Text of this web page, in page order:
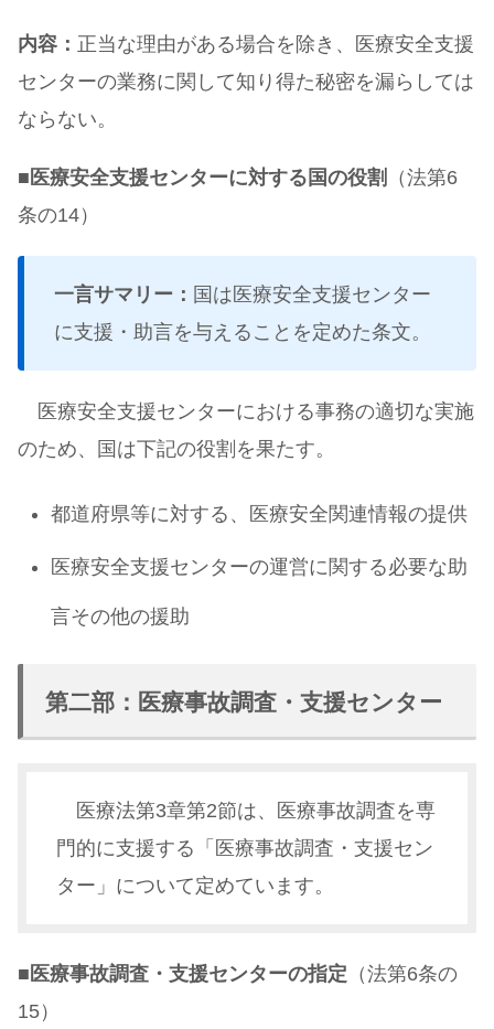
内容： 正当な理由がある場合を除き、医療安全支援
センターの業務に関して知り得た秘密を漏らしては
ならない。
■ 医療安全支援センターに対する国の役割
（法第6
条の14）
一言サマリー： 国は医療安全支援センター
に支援・助言を与えることを定めた条文。
医療安全支援センターにおける事務の適切な実施
のため、国は下記の役割を果たす。
都道府県等に対する、医療安全関連情報の提供
医療安全支援センターの運営に関する必要な助
言その他の援助
第二部：医療事故調査・支援センター
医療法第3章第2節は、医療事故調査を専
門的に支援する「医療事故調査・支援セン
ター」について定めています。
■ 医療事故調査・支援センターの指定 （法第6条の
15）